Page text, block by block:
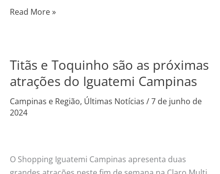
Read More »
Titãs e Toquinho são as próximas
atrações do Iguatemi Campinas
Campinas e Região, Últimas Notícias /7 de junho de
2024
O Shopping Iguatemi Campinas apresenta duas
Titãs
Toquinho
são
as
do
Iguatemi